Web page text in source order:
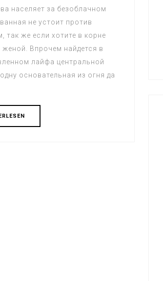
населяет за безоблачном
не устоит против
так же если хотите в корне
Впрочем найдется в
лайфа центральной
основательная из огня да